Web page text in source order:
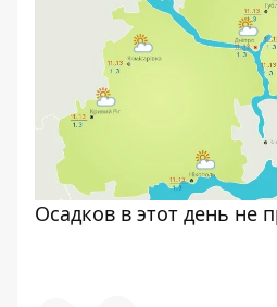
Осадков в этот день не